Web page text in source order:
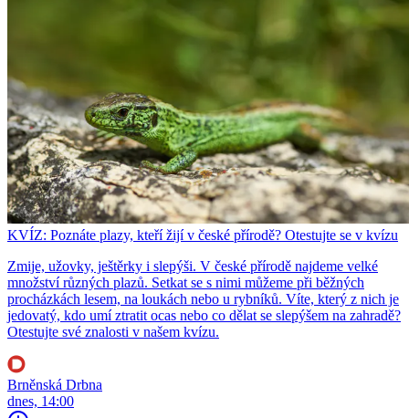
KVÍZ: Poznáte plazy, kteří žijí v české přírodě? Otestujte se v kvízu
Zmije, užovky, ještěrky i slepýši. V české přírodě najdeme velké
množství různých plazů. Setkat se s nimi můžeme při běžných
procházkách lesem, na loukách nebo u rybníků. Víte, který z nich je
jedovatý, kdo umí ztratit ocas nebo co dělat se slepýšem na zahradě?
Otestujte své znalosti v našem kvízu.
Brněnská Drbna
dnes, 14:00